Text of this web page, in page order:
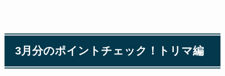
3月分のポイントチェック！トリマ編